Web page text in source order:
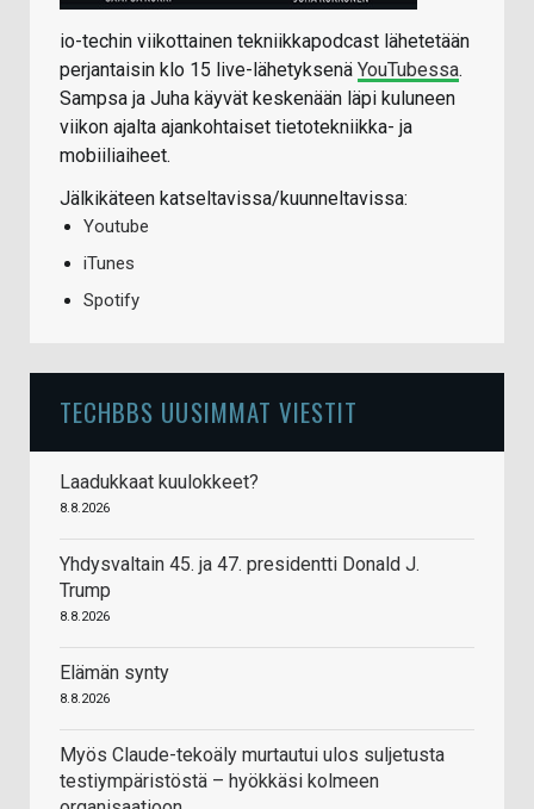
io-techin viikottainen tekniikkapodcast lähetetään
perjantaisin klo 15 live-lähetyksenä YouTubessa.
Sampsa ja Juha käyvät keskenään läpi kuluneen
viikon ajalta ajankohtaiset tietotekniikka- ja
mobiiliaiheet.
Jälkikäteen katseltavissa/kuunneltavissa:
Youtube
iTunes
Spotify
TECHBBS UUSIMMAT VIESTIT
Laadukkaat kuulokkeet?
8.8.2026
Yhdysvaltain 45. ja 47. presidentti Donald J.
Trump
8.8.2026
Elämän synty
8.8.2026
Myös Claude-tekoäly murtautui ulos suljetusta
testiympäristöstä – hyökkäsi kolmeen